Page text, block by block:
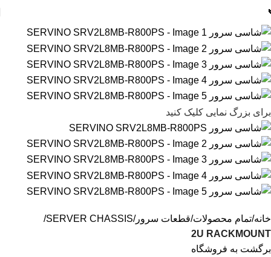
برای بزرگ نمایی کلیک کنید
خانه تمام محصولات قطعات سرور SERVER CHASSIS
2U RACKMOUNT
برگشت به فروشگاه